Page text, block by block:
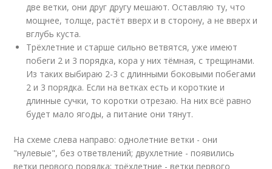
две ветки, они друг другу мешают. Оставляю ту, что
мощнее, толще, растёт вверх и в сторону, а не вверх и
вглубь куста.
Трёхлетние и старше сильно ветвятся, уже имеют
побеги 2 и 3 порядка, кора у них тёмная, с трещинами.
Из таких выбираю 2-3 с длинными боковыми побегами
2 и 3 порядка. Если на ветках есть и короткие и
длинные сучки, то коротки отрезаю. На них всё равно
будет мало ягоды, а питание они тянут.
На схеме слева направо: однолетние ветки - они
"нулевые", без ответвлений; двухлетние - появились
ветки первого порядка; трёхлетние - ветки первого